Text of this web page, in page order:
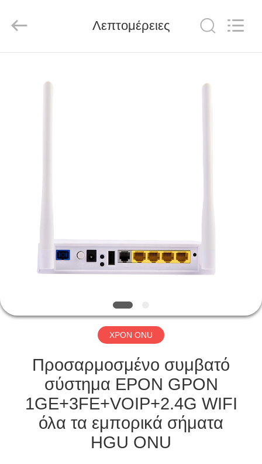
ΠΟΙΟΤΙΚΌΣ
ΈΛΕΓΧΟΣ
ΜΑΣ
ΕΛΆΤΕ
ΕΠΑΦΉ
ΖΗΤΉΣΤΕ
Ltd..
Λεπτομέρειες
XPON ONU
Προσαρμοσμένο συμβατό
σύστημα EPON GPON
1GE+3FE+VOIP+2.4G WIFI
όλα τα εμπορικά σήματα
HGU ONU